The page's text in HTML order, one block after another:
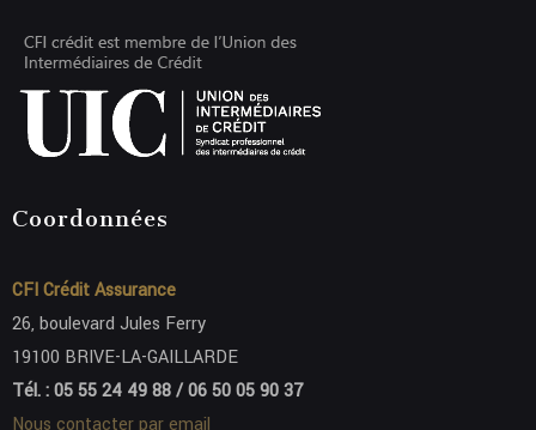
Coordonnées
CFI Crédit Assurance
26, boulevard Jules Ferry
19100 BRIVE-LA-GAILLARDE
Tél. : 05 55 24 49 88 / 06 50 05 90 37
Nous contacter par email